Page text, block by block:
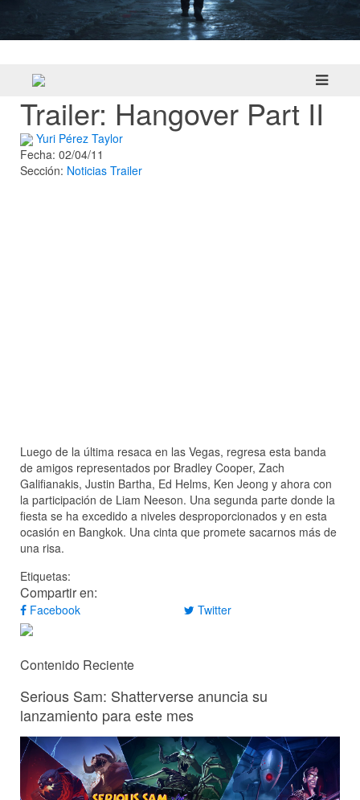
Trailer: Hangover Part II
Yuri Pérez Taylor
Fecha: 02/04/11
Sección: Noticias Trailer
Luego de la última resaca en las Vegas, regresa esta banda
de amigos representados por Bradley Cooper, Zach
Galifianakis, Justin Bartha, Ed Helms, Ken Jeong y ahora con
la participación de Liam Neeson. Una segunda parte donde la
fiesta se ha excedido a niveles desproporcionados y en esta
ocasión en Bangkok. Una cinta que promete sacarnos más de
una risa.
Etiquetas:
Compartir en:
Facebook Twitter
Contenido Reciente
Serious Sam: Shatterverse anuncia su
lanzamiento para este mes